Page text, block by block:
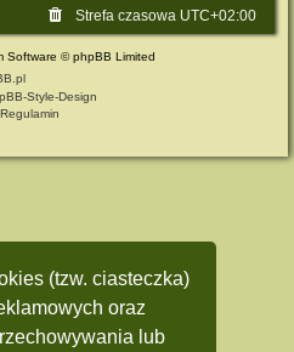
(tzw. ciasteczka)
oraz
lub
Strefa czasowa UTC+02:00
Software © phpBB Limited
Style-Design
Regulamin